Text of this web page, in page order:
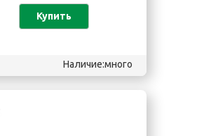
Купить
Наличие:много